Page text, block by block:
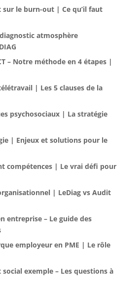
sur le burn-out | Ce qu’il faut
atmosphère
– Notre méthode en 4 étapes |
| Les 5 clauses de la
psychosociaux | La stratégie
| Enjeux et solutions pour le
compétences | Le vrai défi pour
| LeDiag vs Audit
entreprise – Le guide des
employeur en PME | Le rôle
exemple – Les questions à